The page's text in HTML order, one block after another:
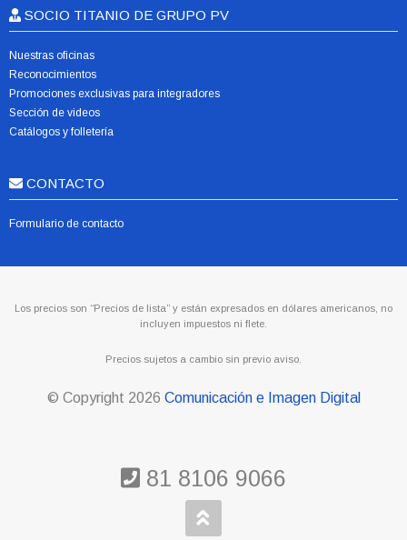
SOCIO TITANIO DE GRUPO PV
Nuestras oficinas
Reconocimientos
Promociones exclusivas para integradores
Sección de videos
Catálogos y folletería
CONTACTO
Formulario de contacto
Los precios son “Precios de lista” y están expresados en dólares americanos, no
incluyen impuestos ni flete.
Precios sujetos a cambio sin previo aviso.
© Copyright 2026 Comunicación e Imagen Digital
81 8106 9066